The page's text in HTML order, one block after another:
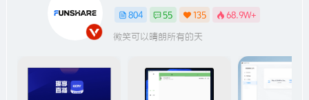
804 55 135 68.9W+
微笑可以晴朗所有的天